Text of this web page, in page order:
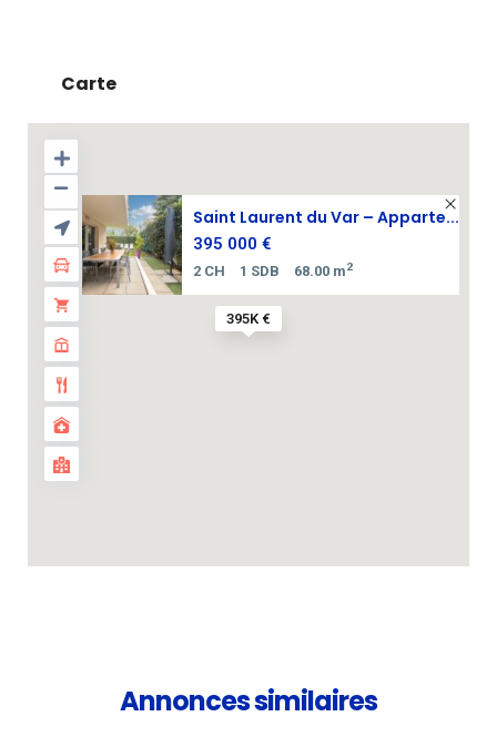
Carte
395K €
Saint Laurent du Var – Apparte...
395 000 €
2 CH 1 SDB 68.00 m2
Annonces similaires